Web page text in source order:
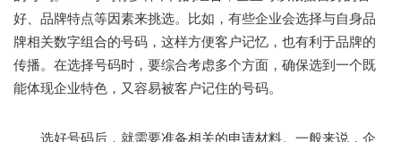
好、品牌特点等因素来挑选。比如，有些企业会选择与自身品
牌相关数字组合的号码，这样方便客户记忆，也有利于品牌的
传播。在选择号码时，要综合考虑多个方面，确保选到一个既
能体现企业特色，又容易被客户记住的号码。
选好号码后，就需要准备相关的申请材料。一般来说，企